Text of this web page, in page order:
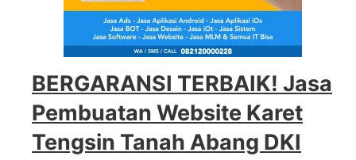
BERGARANSI TERBAIK! Jasa
Pembuatan Website Karet
Tengsin Tanah Abang DKI